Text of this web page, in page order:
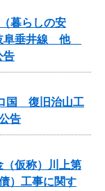
暮らしの安
阜垂井線 他
告
国 復旧治山工
告
仮称）川上第
）工事に関す